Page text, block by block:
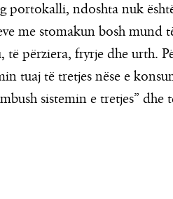
portokalli, ndoshta nuk
me stomakun bosh mund
përziera, fryrje dhe urth.
tuaj të tretjes nëse e
sistemin e tretjes” dhe